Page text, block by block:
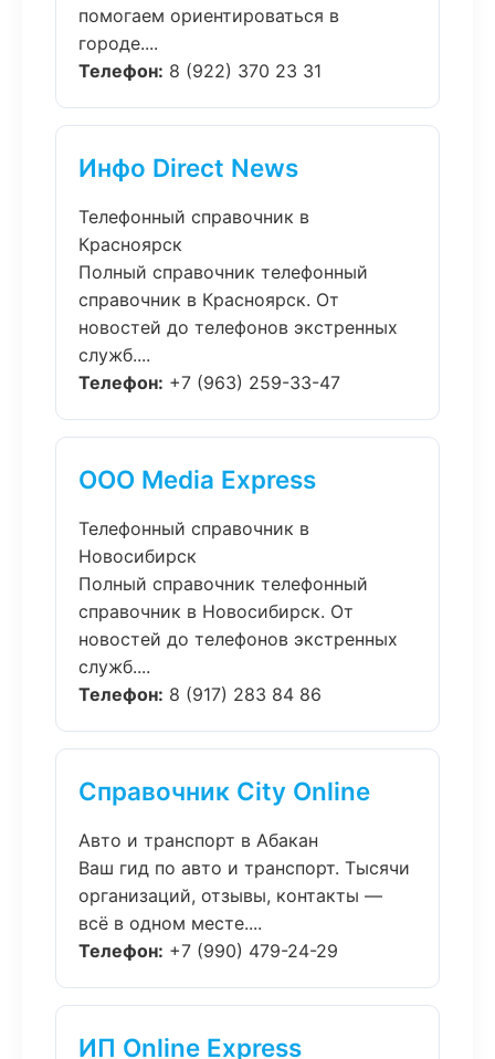
помогаем ориентироваться в
городе....
Телефон: 8 (922) 370 23 31
Инфо Direct News
Телефонный справочник в
Красноярск
Полный справочник телефонный
справочник в Красноярск. От
новостей до телефонов экстренных
служб....
Телефон: +7 (963) 259-33-47
ООО Media Express
Телефонный справочник в
Новосибирск
Полный справочник телефонный
справочник в Новосибирск. От
новостей до телефонов экстренных
служб....
Телефон: 8 (917) 283 84 86
Справочник City Online
Авто и транспорт в Абакан
Ваш гид по авто и транспорт. Тысячи
организаций, отзывы, контакты —
всё в одном месте....
Телефон: +7 (990) 479-24-29
ИП Online Express